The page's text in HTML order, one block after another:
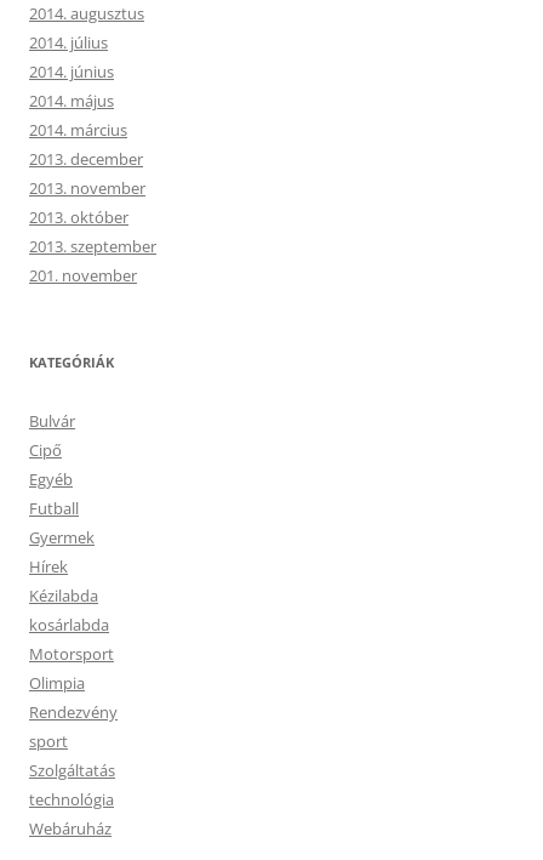
2014. augusztus
2014. július
2014. június
2014. május
2014. március
2013. december
2013. november
2013. október
2013. szeptember
201. november
KATEGÓRIÁK
Bulvár
Cipő
Egyéb
Futball
Gyermek
Hírek
Kézilabda
kosárlabda
Motorsport
Olimpia
Rendezvény
sport
Szolgáltatás
technológia
Webáruház